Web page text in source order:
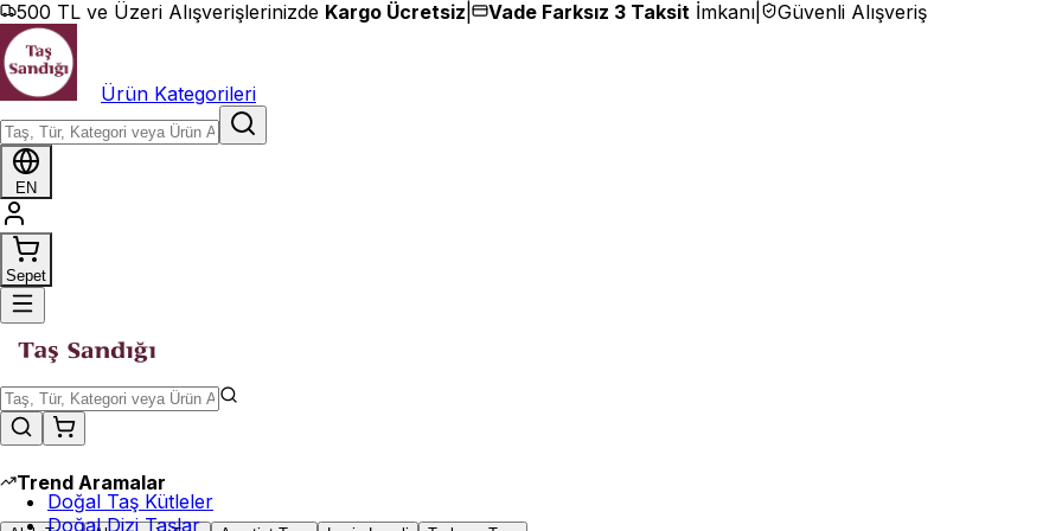
İçeriğe geç
500 TL ve Üzeri Alışverişlerinizde Kargo Ücretsiz Vade Farksız 3 Taksit İmkanı Güvenli Alışveriş
Ürün Kategorileri
EN
Sepet
Trend Aramalar
Doğal Taş Kütleler
Doğal Dizi Taşlar